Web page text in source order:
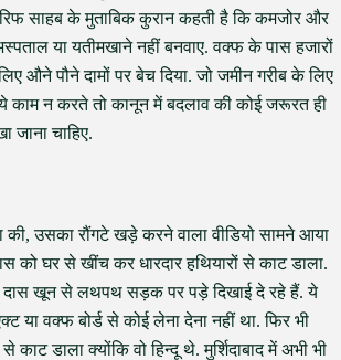
साहब के मुताबिक कुरान कहती है कि कमजोर और
या यतीमखाने नहीं बनवाए. वक्फ के पास हजारों
औने पौने दामों पर बेच दिया. जो जमीन गरीब के लिए
ये काम न करते तो कानून में बदलाव की कोई जरूरत ही
जाना चाहिए.
की, उसका रौंगटे खड़े करने वाला वीडियो सामने आया
को घर से खींच कर धारदार हथियारों से काट डाला.
दास खून से लथपथ सड़क पर पड़े दिखाई दे रहे हैं. ये
या वक्फ बोर्ड से कोई लेना देना नहीं था. फिर भी
डाला क्योंकि वो हिन्दू थे. मुर्शिदाबाद में अभी भी